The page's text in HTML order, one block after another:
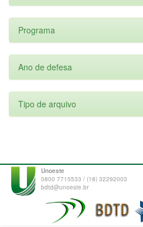
Programa
Ano de defesa
Tipo de arquivo
Unoeste
0800 7715533 / (18) 32292003
bdtd@unoeste.br